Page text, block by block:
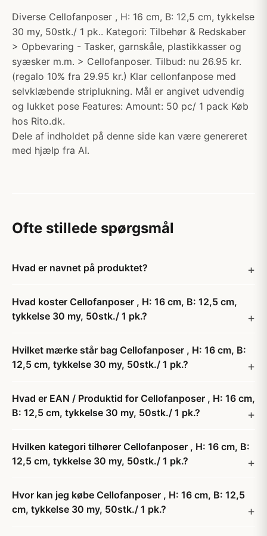
Diverse Cellofanposer , H: 16 cm, B: 12,5 cm, tykkelse
30 my, 50stk./ 1 pk.. Kategori: Tilbehør & Redskaber
> Opbevaring - Tasker, garnskåle, plastikkasser og
syæsker m.m. > Cellofanposer. Tilbud: nu 26.95 kr.
(regalo 10% fra 29.95 kr.) Klar cellonfanpose med
selvklæbende striplukning. Mål er angivet udvendig
og lukket pose Features: Amount: 50 pc/ 1 pack Køb
hos Rito.dk.
Dele af indholdet på denne side kan være genereret
med hjælp fra AI.
Ofte stillede spørgsmål
Hvad er navnet på produktet?
Hvad koster Cellofanposer , H: 16 cm, B: 12,5 cm,
tykkelse 30 my, 50stk./ 1 pk.?
Hvilket mærke står bag Cellofanposer , H: 16 cm, B:
12,5 cm, tykkelse 30 my, 50stk./ 1 pk.?
Hvad er EAN / Produktid for Cellofanposer , H: 16 cm,
B: 12,5 cm, tykkelse 30 my, 50stk./ 1 pk.?
Hvilken kategori tilhører Cellofanposer , H: 16 cm, B:
12,5 cm, tykkelse 30 my, 50stk./ 1 pk.?
Hvor kan jeg købe Cellofanposer , H: 16 cm, B: 12,5
cm, tykkelse 30 my, 50stk./ 1 pk.?